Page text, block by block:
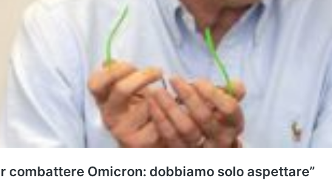
combattere Omicron: dobbiamo solo aspettare”